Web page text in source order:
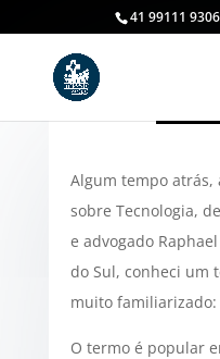
41 99111 9306
Disrupção
poradm_missaozero|
Zero|0 comentários
Algum tempo atrás,
sobre Tecnologia,
e advogado
do Sul, conheci um
muito
O termo é popular